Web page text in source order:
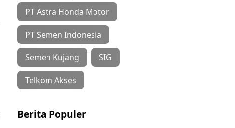
PT Astra Honda Motor
PT Semen Indonesia
Semen Kujang SIG
Telkom Akses
Berita Populer